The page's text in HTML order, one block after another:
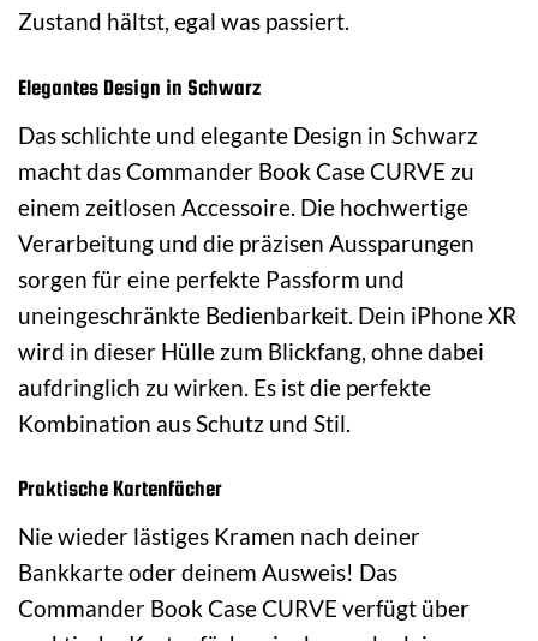
Zustand hältst, egal was passiert.
Elegantes Design in Schwarz
Das schlichte und elegante Design in Schwarz
macht das Commander Book Case CURVE zu
einem zeitlosen Accessoire. Die hochwertige
Verarbeitung und die präzisen Aussparungen
sorgen für eine perfekte Passform und
uneingeschränkte Bedienbarkeit. Dein iPhone XR
wird in dieser Hülle zum Blickfang, ohne dabei
aufdringlich zu wirken. Es ist die perfekte
Kombination aus Schutz und Stil.
Praktische Kartenfächer
Nie wieder lästiges Kramen nach deiner
Bankkarte oder deinem Ausweis! Das
Commander Book Case CURVE verfügt über